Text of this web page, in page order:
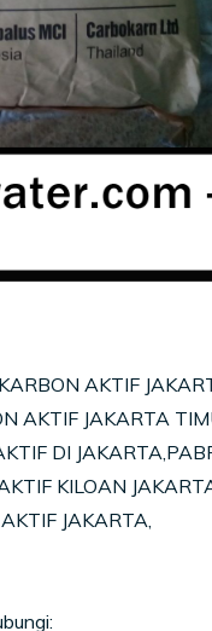
AKTIF
AKTIF JAKARTA
DI
KILOAN
JAKARTA,